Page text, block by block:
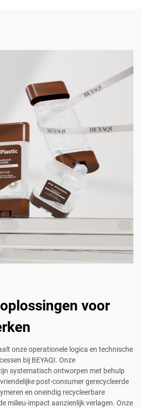
voor
onze operationele logica en technische
bij BEYAQI. Onze
systematisch ontworpen met behulp
post-consumer gerecycleerde
en oneindig recycleerbare
milieu-impact aanzienlijk verlagen. Onze